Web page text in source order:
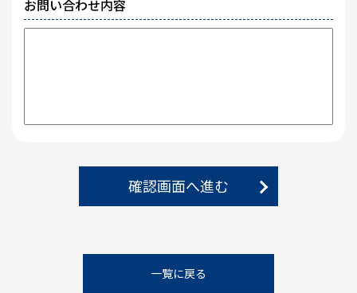
お問い合わせ内容
確認画面へ進む
一覧に戻る